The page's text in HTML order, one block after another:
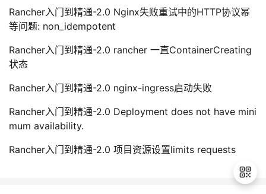
Rancher入门到精通-2.0 Nginx失败重试中的HTTP协议幂
等问题: non_idempotent
Rancher入门到精通-2.0 rancher 一直ContainerCreating
状态
Rancher入门到精通-2.0 nginx-ingress启动失败
Rancher入门到精通-2.0 Deployment does not have mini
mum availability.
Rancher入门到精通-2.0 项目资源设置limits requests